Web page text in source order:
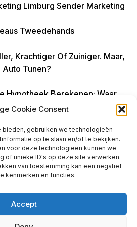
Cookie Consent
bieden, gebruiken we technologieën
op te slaan en/of te bekijken.
voor deze technologieën kunnen we
of unieke ID's op deze site verwerken.
van toestemming kan een negatief
kenmerken en functies.
Accept
Limburg Sender Marketing
Tweedehands
Krachtiger Of Zuiniger. Maar,
Auto Tunen?
Hypotheek Berekenen: Waar
Before Footer